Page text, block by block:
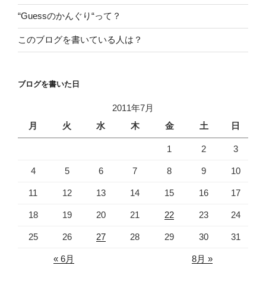
“Guessのかんぐり“って？
このブログを書いている人は？
ブログを書いた日
2011年7月
月
火 水 木 金 土 日
1 2 3
4 5 6 7 8 9 10
11 12 13 14 15 16 17
18 19 20 21 22 23 24
25 26 27 28 29 30 31
« 6月 8月 »